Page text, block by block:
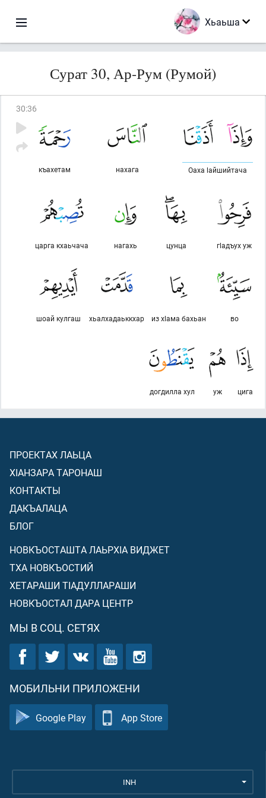
Хьаьша
Сурат 30, Ар-Рум (Румой)
30:36
Оаха lайшийтача
нахага
къахетам
гlадъух уж
цунца
нагахь
царга кхаьчача
во
из хlама бахьан
хьалхадаьккхар
шоай кулгаш
цига
уж
догдилла хул
ПРОЕКТАХ ЛАЬЦА
ХIАНЗАРА ТАРОНАШ
КОНТАКТЫ
ДАКЪАЛАЦА
БЛОГ
НОВКЪОСТАШТА ЛАЬРХIА ВИДЖЕТ
ТХА НОВКЪОСТИЙ
ХЕТАРАШИ ТIАДУЛЛАРАШИ
НОВКЪОСТАЛ ДАРА ЦЕНТР
МЫ В СОЦ. СЕТЯХ
МОБИЛЬНИ ПРИЛОЖЕНИ
Google Play App Store
INH